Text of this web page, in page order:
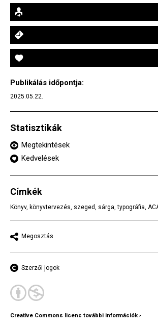
Publikálás időpontja:
2025.05.22.
Statisztikák
Megtekintések
Kedvelések
Címkék
Könyv, könyvtervezés szeged sárga ,typográfia
Megosztás
Szerzői jogok
Creative Commons licenc további információk ›